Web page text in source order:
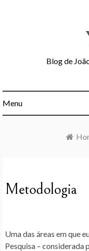
Blog de
Menu
Metodologia
Uma das áreas em que
Pesquisa – considerada